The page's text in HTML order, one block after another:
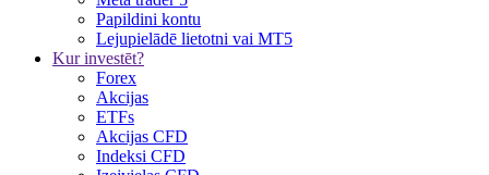
Papildini kontu
Lejupielādē lietotni vai MT5
Kur investēt?
Forex
Akcijas
ETFs
Akcijas CFD
Indeksi CFD